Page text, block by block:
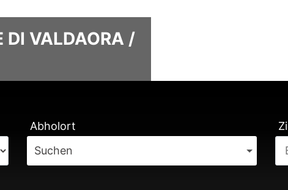
DI VALDAORA /
Abholort
Suchen